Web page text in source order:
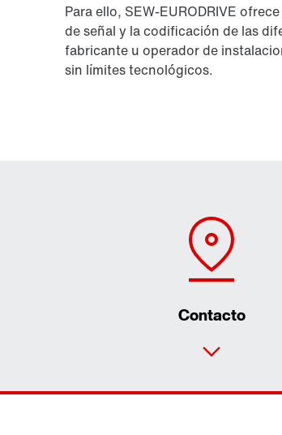
Para ello, SEW-EURODRIVE
de señal y la codificación de las
fabricante u operador de
sin límites tecnológicos.
Contacto